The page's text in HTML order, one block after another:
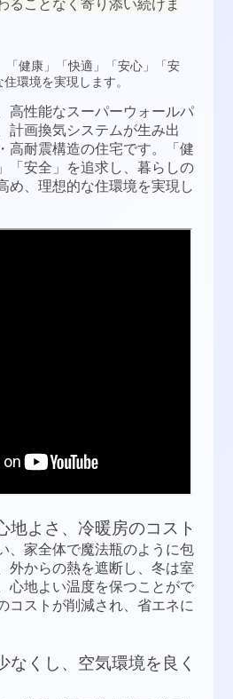
ることなく寄り添い続けま
高性能なスーパーウォールパ
計画換気システムが生み出
高耐震構造の住宅です。「健
「安全」を追求し、暮らしの
め、理想的な住環境を実現し
地よさ、冷暖房のコスト
、家全体で魔法瓶のように包
外からの熱を遮断し、冬は室
心地よい温度を保つことがで
コストが削減され、省エネに
なくし、空気環境を良く